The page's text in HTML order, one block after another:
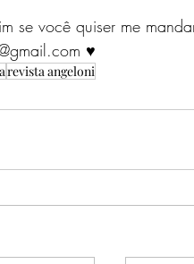
se você quiser me
♥
revista angeloni